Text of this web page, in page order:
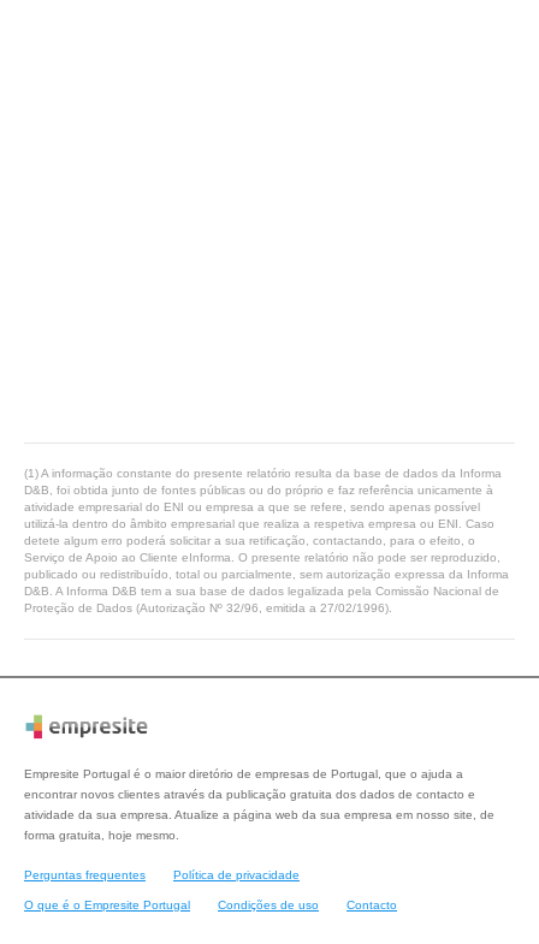
(1) A informação constante do presente relatório resulta da base de dados da Informa
D&B, foi obtida junto de fontes públicas ou do próprio e faz referência unicamente à
atividade empresarial do ENI ou empresa a que se refere, sendo apenas possível
utilizá-la dentro do âmbito empresarial que realiza a respetiva empresa ou ENI. Caso
detete algum erro poderá solicitar a sua retificação, contactando, para o efeito, o
Serviço de Apoio ao Cliente eInforma. O presente relatório não pode ser reproduzido,
publicado ou redistribuído, total ou parcialmente, sem autorização expressa da Informa
D&B. A Informa D&B tem a sua base de dados legalizada pela Comissão Nacional de
Proteção de Dados (Autorização Nº 32/96, emitida a 27/02/1996).
Empresite Portugal é o maior diretório de empresas de Portugal, que o ajuda a
encontrar novos clientes através da publicação gratuita dos dados de contacto e
atividade da sua empresa. Atualize a página web da sua empresa em nosso site, de
forma gratuita, hoje mesmo.
Perguntas frequentes Política de privacidade
O que é o Empresite Portugal Condições de uso Contacto